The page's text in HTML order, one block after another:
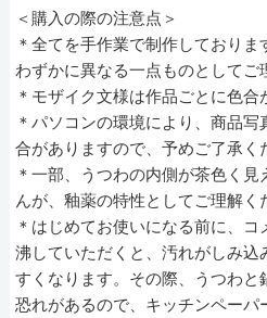
＜購入の際の注意点＞
＊全てを手作業で制作しており
わずかに異なる一点ものとしてご
＊モザイク文様は作品ごとに色合
＊パソコンの環境により、商品
合がありますので、予めご了承く
＊一部、うつわの内側が茶色く
んが、釉薬の特性としてご理解く
＊はじめてお使いになる前に、
沸していただくと、汚れがしみ
すくなります。その際、うつわと
恐れがあるので、キッチンペーパ